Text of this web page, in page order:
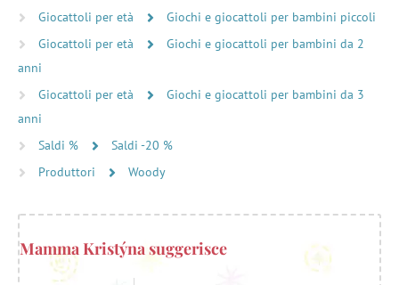
Giocattoli per età
Giochi e giocattoli per bambini piccoli
Giocattoli per età
Giochi e giocattoli per bambini da 2
anni
Giocattoli per età
Giochi e giocattoli per bambini da 3
anni
Saldi %
Saldi -20 %
Produttori
Woody
Mamma Kristýna suggerisce